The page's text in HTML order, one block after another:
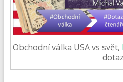
Obchodní válka USA vs svět,